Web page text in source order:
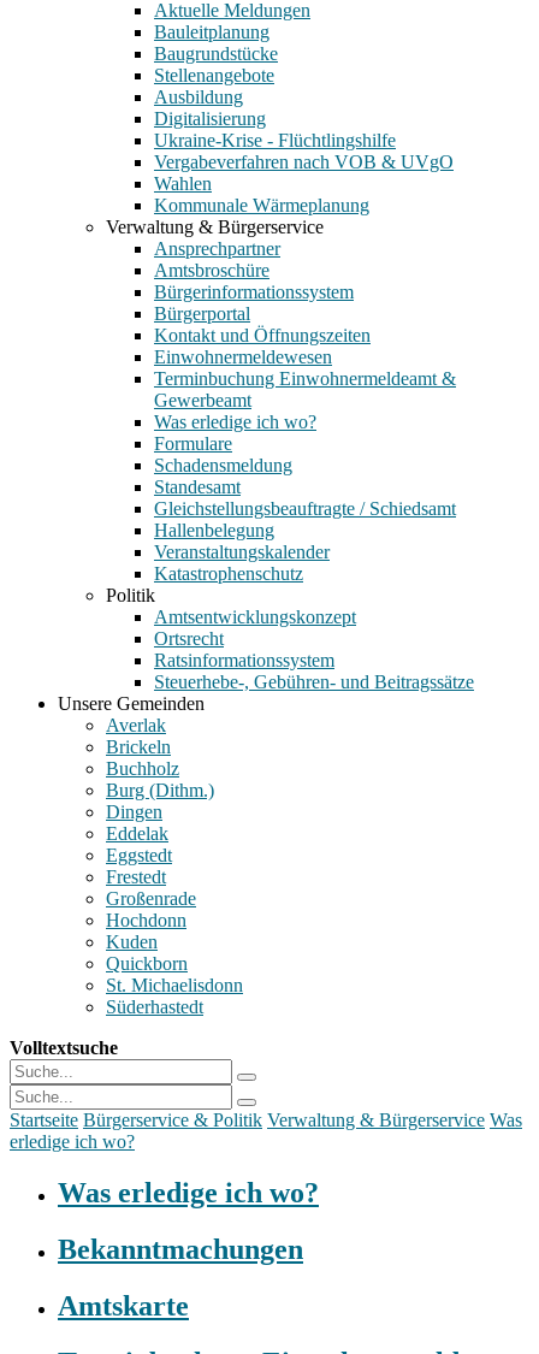
Aktuelle Meldungen
Bauleitplanung
Baugrundstücke
Stellenangebote
Ausbildung
Digitalisierung
Ukraine-Krise - Flüchtlingshilfe
Vergabeverfahren nach VOB & UVgO
Wahlen
Kommunale Wärmeplanung
Verwaltung & Bürgerservice
Ansprechpartner
Amtsbroschüre
Bürgerinformationssystem
Bürgerportal
Kontakt und Öffnungszeiten
Einwohnermeldewesen
Terminbuchung Einwohnermeldeamt &
Gewerbeamt
Was erledige ich wo?
Formulare
Schadensmeldung
Standesamt
Gleichstellungsbeauftragte / Schiedsamt
Hallenbelegung
Veranstaltungskalender
Katastrophenschutz
Politik
Amtsentwicklungskonzept
Ortsrecht
Ratsinformationssystem
Steuerhebe-, Gebühren- und Beitragssätze
Unsere Gemeinden
Averlak
Brickeln
Buchholz
Burg (Dithm.)
Dingen
Eddelak
Eggstedt
Frestedt
Großenrade
Hochdonn
Kuden
Quickborn
St. Michaelisdonn
Süderhastedt
Volltextsuche
Startseite Bürgerservice & Politik Verwaltung & Bürgerservice Was
erledige ich wo?
Was erledige ich wo?
Bekanntmachungen
Amtskarte